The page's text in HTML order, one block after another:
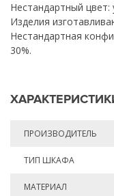
Нестандартный цвет:
Изделия
Нестандартная
30%.
ПРОИЗВОДИТЕЛЬ
ТИП ШКАФА
МАТЕРИАЛ